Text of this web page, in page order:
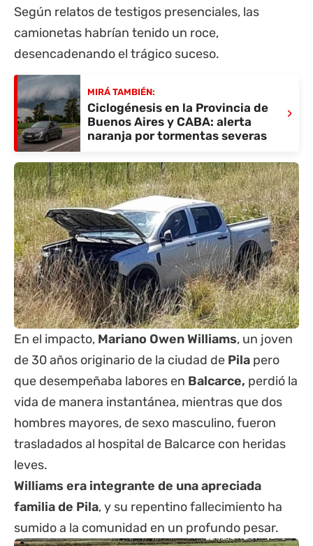
Según relatos de testigos presenciales, las
camionetas habrían tenido un roce,
desencadenando el trágico suceso.
MIRÁ TAMBIÉN:
Ciclogénesis en la Provincia de
Buenos Aires y CABA: alerta
naranja por tormentas severas
›
En el impacto, Mariano Owen Williams, un joven
de 30 años originario de la ciudad de Pila pero
que desempeñaba labores en Balcarce, perdió la
vida de manera instantánea, mientras que dos
hombres mayores, de sexo masculino, fueron
trasladados al hospital de Balcarce con heridas
leves.
Williams era integrante de una apreciada
familia de Pila, y su repentino fallecimiento ha
sumido a la comunidad en un profundo pesar.